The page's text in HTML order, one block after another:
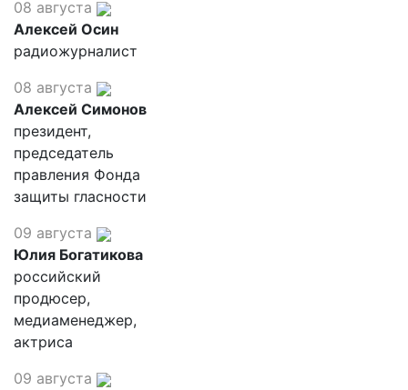
08 августа
Алексей Осин
радиожурналист
08 августа
Алексей Симонов
президент,
председатель
правления Фонда
защиты гласности
09 августа
Юлия Богатикова
российский
продюсер,
медиаменеджер,
актриса
09 августа